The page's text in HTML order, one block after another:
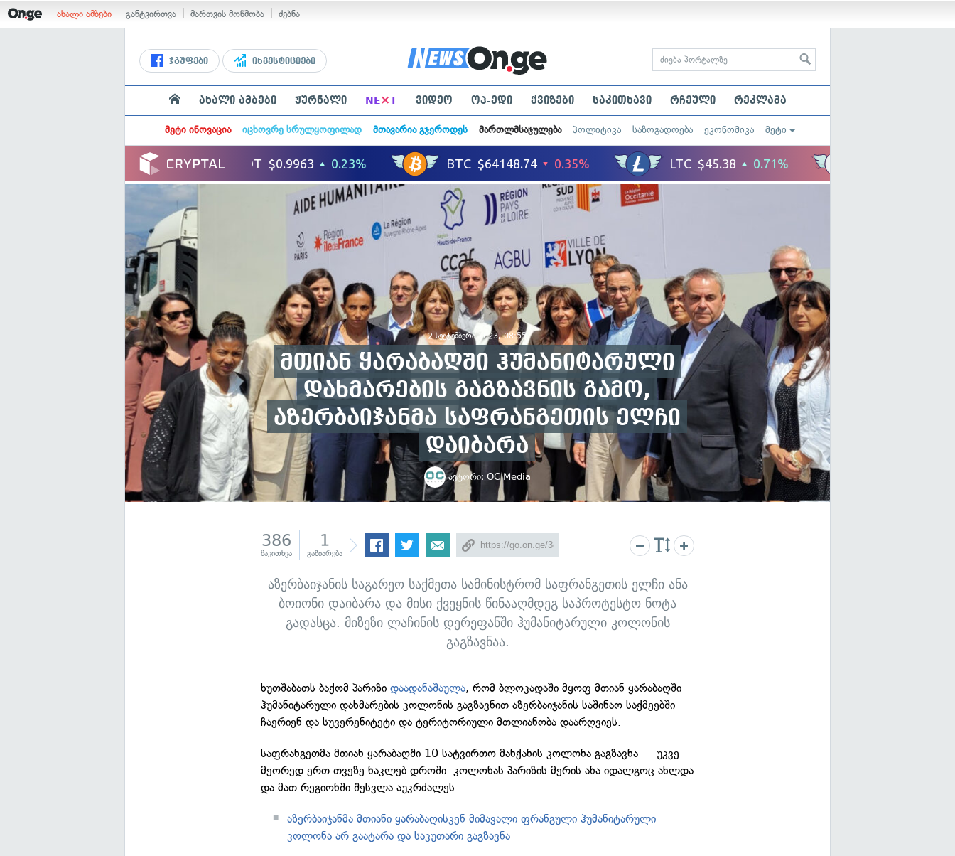
ახალი ამბები განტვირთვა მართვის მოწმობა ძებნა
ჯგუფები ინვესტიციები
ახალი ამბები ჟურნალი NE×T ვიდეო ოპ-ედი ქვიზები საკითხავი რჩეული რეკლამა
მეტი ინოვაცია იცხოვრე სრულყოფილად მთავარია გჯეროდეს მართლმსაჯულება პოლიტიკა საზოგადოება ეკონომიკა მეტი
2 სექტემბერი 2023, 08:55
მთიან ყარაბაღში ჰუმანიტარული
დახმარების გაგზავნის გამო,
აზერბაიჯანმა საფრანგეთის ელჩი
დაიბარა
ავტორი: OC Media
386
წაკითხვა
1
გაზიარება
აზერბაიჯანის საგარეო საქმეთა სამინისტრომ საფრანგეთის ელჩი ანა
ბოიონი დაიბარა და მისი ქვეყნის წინააღმდეგ საპროტესტო ნოტა
გადასცა. მიზეზი ლაჩინის დერეფანში ჰუმანიტარული კოლონის
გაგზავნაა.
ხუთშაბათს ბაქომ პარიზიდაადანაშაულა, რომ ბლოკადაში მყოფ მთიან ყარაბაღში
ჰუმანიტარული დახმარების კოლონის გაგზავნით აზერბაიჯანის საშინაო საქმეებში
ჩაერიენ და სუვერენიტეტი და ტერიტორიული მთლიანობა დაარღვიეს.
საფრანგეთმა მთიან ყარაბაღში 10 სატვირთო მანქანის კოლონა გაგზავნა — უკვე
მეორედ ერთ თვეზე ნაკლებ დროში. კოლონას პარიზის მერის ანა იდალგოც ახლდა
და მათ რეგიონში შესვლა აუკრძალეს.
აზერბაიჯანმა მთიანი ყარაბაღისკენ მიმავალი ფრანგული ჰუმანიტარული
კოლონა არ გაატარა და საკუთარი გაგზავნა